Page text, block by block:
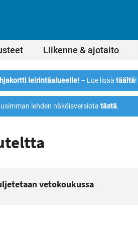
Liikenne & ajotaito
leirintäalueelle! – Lue lisää täältä!
lehden näköisversiota tästä.
vetokoukussa